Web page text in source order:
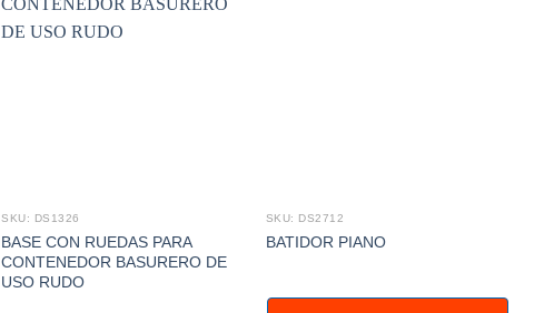
SKU: DS1326
BASE CON RUEDAS PARA
CONTENEDOR BASURERO DE
USO RUDO
SKU: DS2712
BATIDOR PIANO